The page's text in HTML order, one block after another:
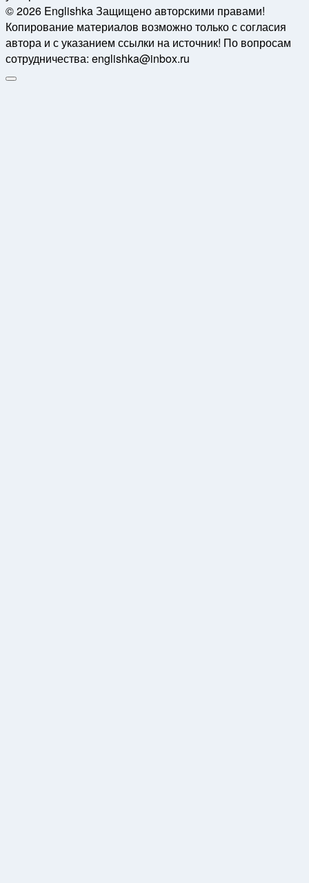
© 2026 Englishka Защищено авторскими правами!
Копирование материалов возможно только с согласия
автора и с указанием ссылки на источник! По вопросам
сотрудничества: englishka@inbox.ru